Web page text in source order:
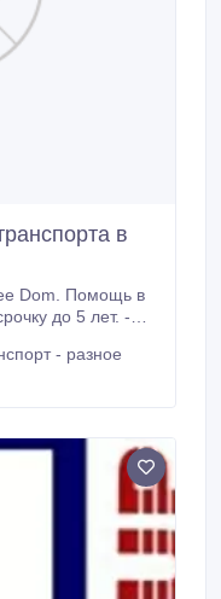
в
Dom. Помощь в
до 5 лет. -
от 30 % -
- Легковой
- разное